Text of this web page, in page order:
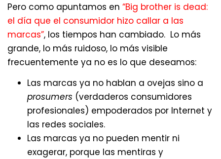
Pero como apuntamos en “Big brother is dead:
el día que el consumidor hizo callar a las
marcas”, los tiempos han cambiado. Lo más
grande, lo más ruidoso, lo más visible
frecuentemente ya no es lo que deseamos:
Las marcas ya no hablan a ovejas sino a
prosumers (verdaderos consumidores
profesionales) empoderados por Internet y
las redes sociales.
Las marcas ya no pueden mentir ni
exagerar, porque las mentiras y